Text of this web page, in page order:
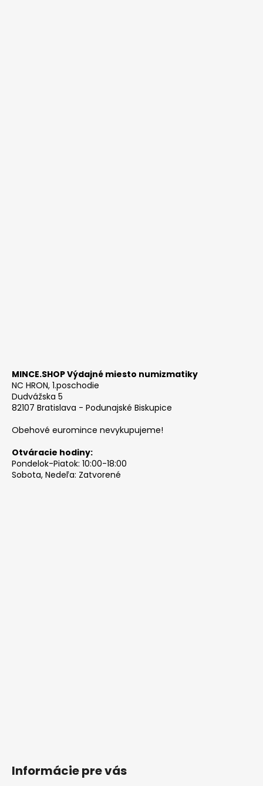
MINCE.SHOP Výdajné miesto numizmatiky
NC HRON, 1.poschodie
Dudvážska 5
82107 Bratislava - Podunajské Biskupice
Obehové euromince nevykupujeme!
Otváracie hodiny:
Pondelok-Piatok: 10:00-18:00
Sobota, Nedeľa: Zatvorené
Informácie pre vás